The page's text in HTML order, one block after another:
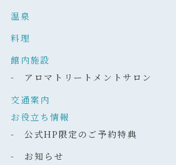
温泉
料理
館内施設
- アロマトリートメントサロン
交通案内
お役立ち情報
- 公式HP限定のご予約特典
- お知らせ